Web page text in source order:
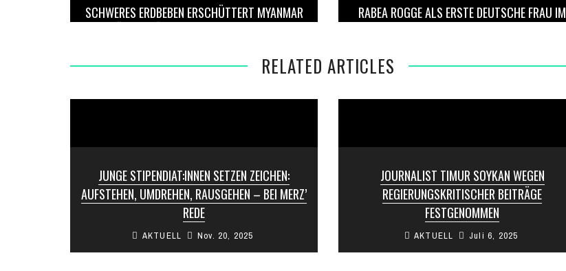
SCHWERES ERDBEBEN ERSCHÜTTERT MYANMAR
RABEA ROGGE ALS ERSTE DEUTSCHE FRAU IM
RELATED ARTICLES
JUNGE STIPENDIAT:INNEN SETZEN ZEICHEN:
AUFSTEHEN, UMDREHEN, RAUSGEHEN – BEI MERZ’
REDE
Bei einer Veranstaltung der Deutschlandstiftung
Integration kam es zu einem stillen, aber
AKTUELL Nov. 20, 2025
JOURNALIST TIMUR SOYKAN WEGEN
REGIERUNGSKRITISCHER BEITRÄGE
FESTGENOMMEN
Der bekannte Journalist Timur Soykan wurde
am Samstag in Istanbul festgenommen. Die
AKTUELL Juli 6, 2025